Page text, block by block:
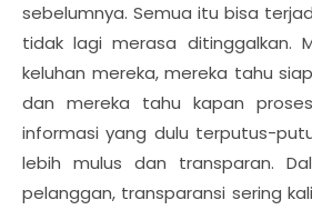
sebelumnya. Semua itu bisa
tidak lagi merasa ditinggalkan.
keluhan mereka, mereka tahu
dan mereka tahu kapan
informasi yang dulu terputus-
lebih mulus dan transparan.
pelanggan, transparansi sering